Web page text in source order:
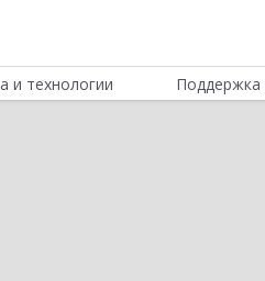
и технологии Поддержка